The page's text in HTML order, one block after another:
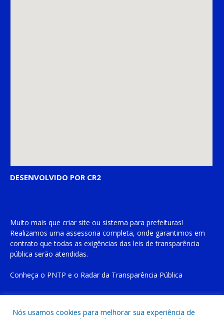
DESENVOLVIDO POR CR2
Muito mais que criar site ou sistema para prefeituras!
Realizamos uma assessoria completa, onde garantimos em
contrato que todas as exigências das leis de transparência
pública serão atendidas.
Conheça o PNTP e o Radar da Transparência Pública
Nós usamos cookies para melhorar sua experiência de